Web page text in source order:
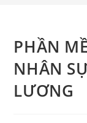
PHẦN
NHÂN
LƯƠNG